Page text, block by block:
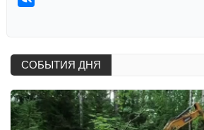
СОБЫТИЯ ДНЯ